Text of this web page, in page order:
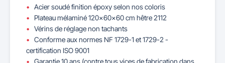
Acier soudé finition époxy selon nos coloris
Plateau mélaminé 120x60x60 cm hêtre 2112
Vérins de réglage non tachants
Conforme aux normes NF 1729-1 et 1729-2 -
certification ISO 9001
Garantie 10 ans (contre tous vices de fabrication dans